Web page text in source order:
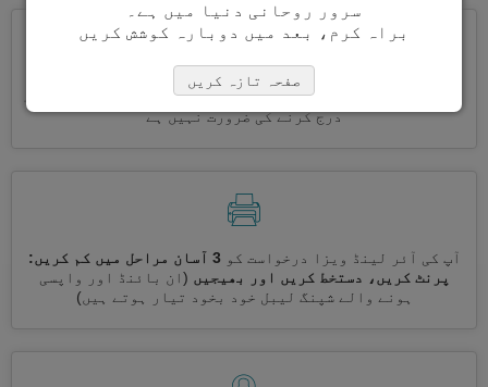
ایک ساتھ کئی ویزے درخواست کریںخود بخود، تکراری معلومات
درج کرنے کی ضرورت نہیں ہے
آپ کی آئر لینڈ ویزا درخواست کو
3 آسان مراحل میں کم کریں:
پرنٹ کریں، دستخط کریں اور بھیجیں (ان بائنڈ اور واپسی
ہونے والے شپنگ لیبل خود بخود تیار ہوتے ہیں)
سرور روحانی دنیا میں ہے۔
براہ کرم، بعد میں دوبارہ کوشش کریں
صفحہ تازہ کریں